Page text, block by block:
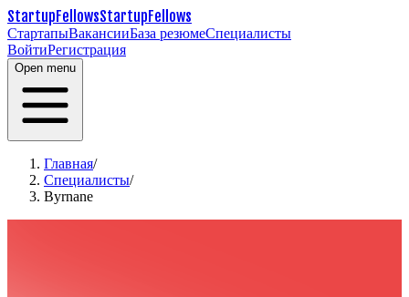
StartupFellowsStartupFellows
СтартапыВакансииБаза резюмеСпециалисты
ВойтиРегистрация
Open menu
Главная/
Специалисты/
Byrnane